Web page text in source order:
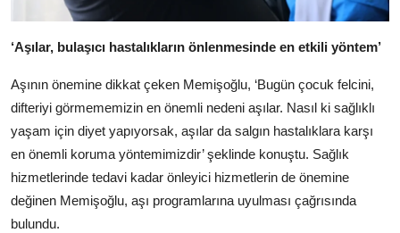
‘Aşılar, bulaşıcı hastalıkların önlenmesinde en etkili yöntem’
Aşının önemine dikkat çeken Memişoğlu, ‘Bugün çocuk felcini,
difteriyi görmememizin en önemli nedeni aşılar. Nasıl ki sağlıklı
yaşam için diyet yapıyorsak, aşılar da salgın hastalıklara karşı
en önemli koruma yöntemimizdir’ şeklinde konuştu. Sağlık
hizmetlerinde tedavi kadar önleyici hizmetlerin de önemine
değinen Memişoğlu, aşı programlarına uyulması çağrısında
bulundu.